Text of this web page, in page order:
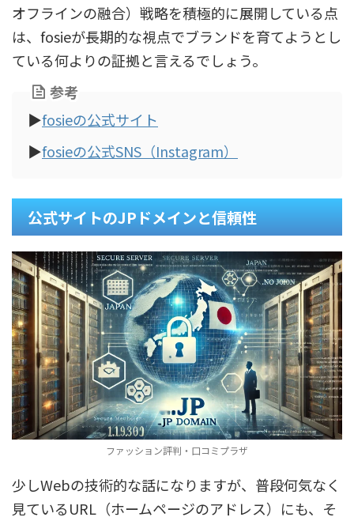
オフラインの融合）戦略を積極的に展開している点
は、fosieが長期的な視点でブランドを育てようとし
ている何よりの証拠と言えるでしょう。
参考
▶fosieの公式サイト
▶fosieの公式SNS（Instagram）
公式サイトのJPドメインと信頼性
ファッション評判・口コミプラザ
少しWebの技術的な話になりますが、普段何気なく
見ているURL（ホームページのアドレス）にも、そ